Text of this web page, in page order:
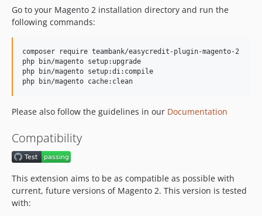
Go to your Magento 2 installation directory and run the
following commands:
composer require teambank/easycredit-plugin-magento-2
php bin/magento setup:upgrade
php bin/magento setup:di:compile
Please also follow the guidelines in our Documentation
Compatibility
This extension aims to be as compatible as possible with
current, future versions of Magento 2. This version is tested
with: